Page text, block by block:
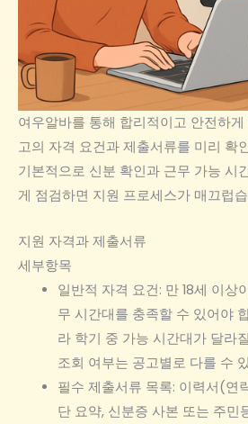
여우알바를 통해 합리적이고 안전하
고의 자격 요건과 제출서류를 미리 확
기본적으로 신분 확인과 근무 가능 시
게 점검하면 지원 프로세스가 매끄럽
지원 자격과 제출서류
세부항목
일반적 자격 요건: 만 18세 이상
무 시간대를 충족할 수 있어야
라 학기 중 가능 시간대가 달라
조회 여부는 공고별로 다를 수
필수 제출서류 목록: 이력서(연
단 요약, 신분증 사본 또는 주민